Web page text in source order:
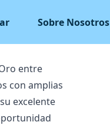
Sobre Nosotros
entre
con amplias
excelente